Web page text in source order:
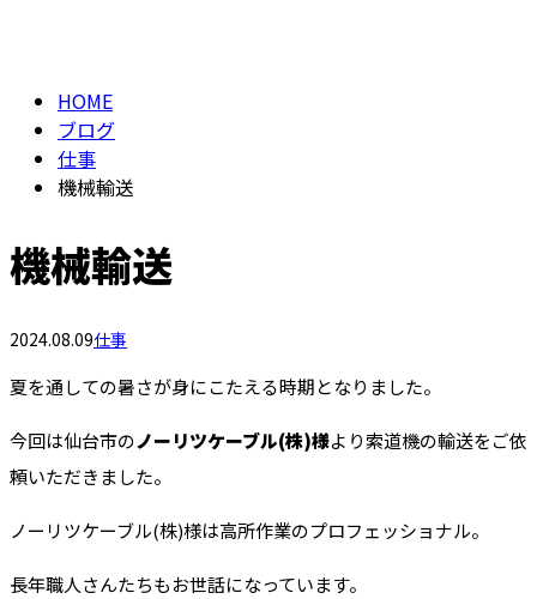
HOME
ブログ
仕事
機械輸送
機械輸送
2024.08.09仕事
夏を通しての暑さが身にこたえる時期となりました。
今回は仙台市のノーリツケーブル(株)様より索道機の輸送をご依
頼いただきました。
ノーリツケーブル(株)様は高所作業のプロフェッショナル。
長年職人さんたちもお世話になっています。